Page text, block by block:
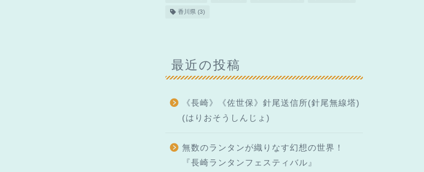
香川県 (3)
最近の投稿
《長崎》《佐世保》針尾送信所(針尾無線塔)
(はりおそうしんじょ)
無数のランタンが織りなす幻想の世界！
『長崎ランタンフェスティバル』